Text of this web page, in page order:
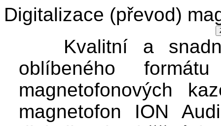
Digitalizace (převod)
Kvalitní a
oblíbeného
magnetofonových
magnetofon ION